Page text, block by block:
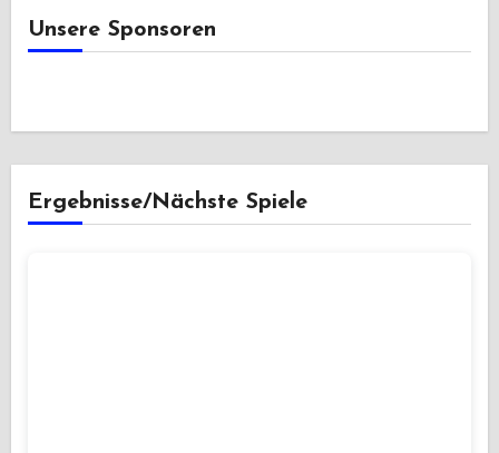
Unsere Sponsoren
Ergebnisse/Nächste Spiele